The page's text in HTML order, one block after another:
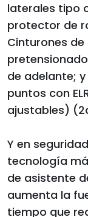
laterales tipo
protector de
Cinturones
de adelante;
puntos con
ajustables)
Y en
tecnología
de asistente
aumenta la
tiempo que